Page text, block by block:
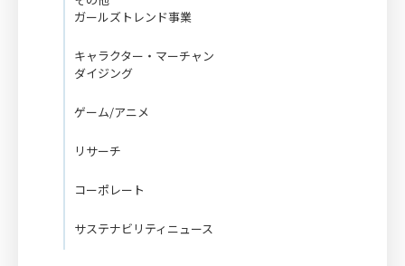
ガールズトレンド事業
キャラクター・マーチャン
ダイジング
ゲーム/アニメ
リサーチ
コーポレート
サステナビリティニュース